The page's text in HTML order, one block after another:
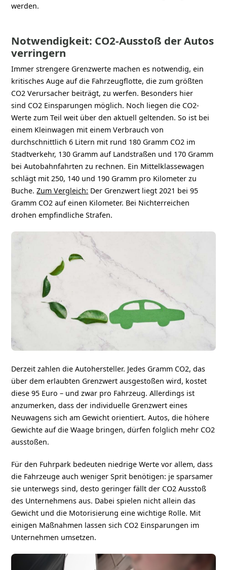
werden.
Notwendigkeit: CO2-Ausstoß der Autos
verringern
Immer strengere Grenzwerte machen es notwendig, ein
kritisches Auge auf die Fahrzeugflotte, die zum größten
CO2 Verursacher beiträgt, zu werfen. Besonders hier
sind CO2 Einsparungen möglich. Noch liegen die CO2-
Werte zum Teil weit über den aktuell geltenden. So ist bei
einem Kleinwagen mit einem Verbrauch von
durchschnittlich 6 Litern mit rund 180 Gramm CO2 im
Stadtverkehr, 130 Gramm auf Landstraßen und 170 Gramm
bei Autobahnfahrten zu rechnen. Ein Mittelklassewagen
schlägt mit 250, 140 und 190 Gramm pro Kilometer zu
Buche.Zum Vergleich: Der Grenzwert liegt 2021 bei 95
Gramm CO2 auf einen Kilometer. Bei Nichterreichen
drohen empfindliche Strafen.
Derzeit zahlen die Autohersteller. Jedes Gramm CO2, das
über dem erlaubten Grenzwert ausgestoßen wird, kostet
diese 95 Euro – und zwar pro Fahrzeug. Allerdings ist
anzumerken, dass der individuelle Grenzwert eines
Neuwagens sich am Gewicht orientiert. Autos, die höhere
Gewichte auf die Waage bringen, dürfen folglich mehr CO2
ausstoßen.
Für den Fuhrpark bedeuten niedrige Werte vor allem, dass
die Fahrzeuge auch weniger Sprit benötigen: je sparsamer
sie unterwegs sind, desto geringer fällt der CO2 Ausstoß
des Unternehmens aus. Dabei spielen nicht allein das
Gewicht und die Motorisierung eine wichtige Rolle. Mit
einigen Maßnahmen lassen sich CO2 Einsparungen im
Unternehmen umsetzen.